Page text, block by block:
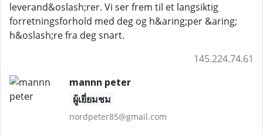
leverand&oslash;rer. Vi ser frem til et langsiktig
forretningsforhold med deg og h&aring;per &aring;
h&oslash;re fra deg snart.
145.224.74.61
mannn peter
ผู้เยี่ยมชม
nordpeter85@gmail.com